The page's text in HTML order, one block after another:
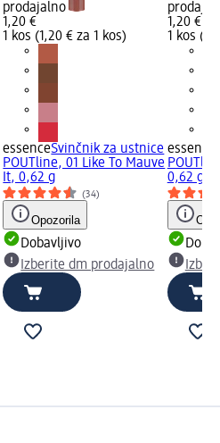
prodajalno
1,20 €
1 kos (1,20 € za 1 kos)
essenceSvinčnik za ustnice
POUTline, 01 Like To Mauve
It, 0,62 g
(34)
Opozorila
Dobavljivo
Izberite dm prodajalno
1,20 €
1 kos
essence
0,62 g